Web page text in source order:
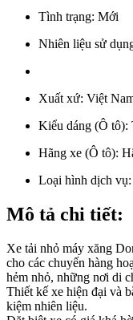
Tình trạng: Mới
Nhiên liệu sử
Xuất xứ: Việt
Kiểu dáng (Ô tô):
Hãng xe (Ô tô):
Loại hình dịch vụ:
Mô tả chi tiết:
Xe tải nhỏ máy xăng
cho các chuyến hàng
hẻm nhỏ, những nơi di
Thiết kế xe hiện đại và
kiệm nhiên liệu.